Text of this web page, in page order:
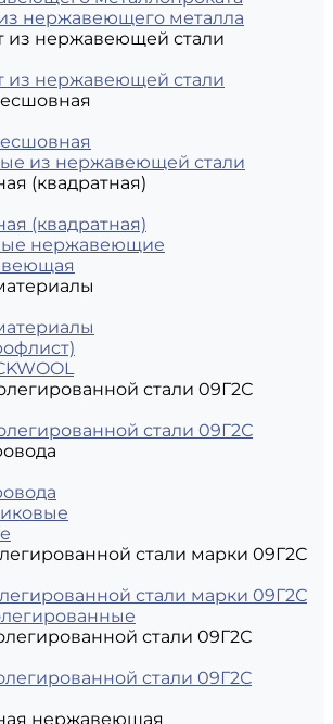
нержавеющего металла
из нержавеющей стали
из нержавеющей стали
из нержавеющей стали
(квадратная)
(квадратная)
нержавеющие
стали 09Г2С
стали 09Г2С
стали марки 09Г2С
стали марки 09Г2С
стали 09Г2С
стали 09Г2С
нержавеющая